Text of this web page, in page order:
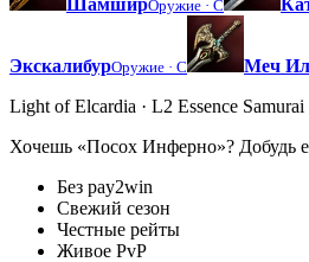
Оружие · C
ЭкскалибурОружие · C Меч
Light of Elcardia · L2 Essence Samurai
Хочешь «Посох Инферно»? Добудь
Без pay2win
Свежий сезон
Честные рейты
Живое PvP